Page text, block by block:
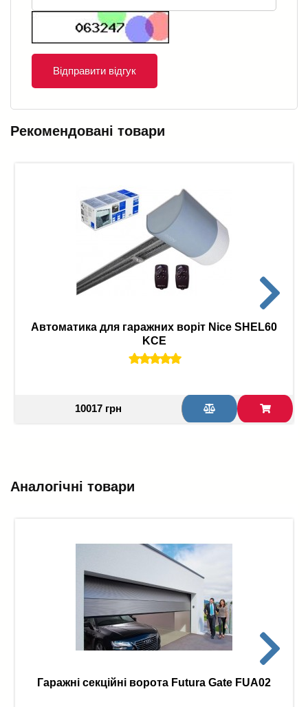
Відправити відгук
Рекомендовані товари
Автоматика для гаражних воріт Nice SHEL60
KCE
10017 грн
Аналогічні товари
Гаражні секційні ворота Futura Gate FUA02